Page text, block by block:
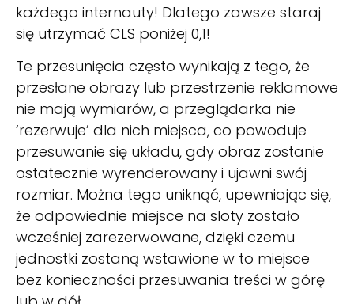
każdego internauty! Dlatego zawsze staraj
się utrzymać CLS poniżej 0,1!
Te przesunięcia często wynikają z tego, że
przesłane obrazy lub przestrzenie reklamowe
nie mają wymiarów, a przeglądarka nie
‘rezerwuje’ dla nich miejsca, co powoduje
przesuwanie się układu, gdy obraz zostanie
ostatecznie wyrenderowany i ujawni swój
rozmiar. Można tego uniknąć, upewniając się,
że odpowiednie miejsce na sloty zostało
wcześniej zarezerwowane, dzięki czemu
jednostki zostaną wstawione w to miejsce
bez konieczności przesuwania treści w górę